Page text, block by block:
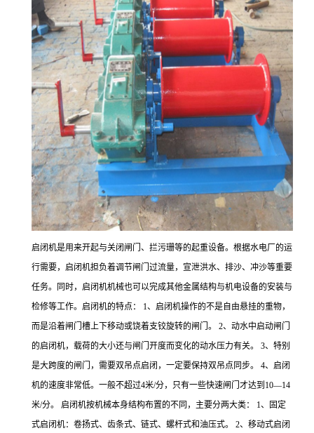
启闭机是用来开起与关闭闸门、拦污珊等的起重设备。根据水电厂的运
行需要，启闭机担负着调节闸门过流量，宣泄洪水、排沙、冲沙等重要
任务。同时，启闭机机械也可以完成其他金属结构与机电设备的安装与
检修等工作。启闭机的特点： 1、启闭机操作的不是自由悬挂的重物，
而是沿着闸门槽上下移动或饶着支铰旋转的闸门。 2、动水中启动闸门
的启闭机，载荷的大小还与闸门开度而变化的动水压力有关。 3、特别
是大跨度的闸门，需要双吊点启闭，一定要保持双吊点同步。 4、启闭
机的速度非常低。一般不超过4米/分，只有一些快速闸门才达到10—14
米/分。 启闭机按机械本身结构布置的不同，主要分两大类： 1、固定
式启闭机：卷扬式、齿条式、链式、螺杆式和油压式。 2、移动式启闭